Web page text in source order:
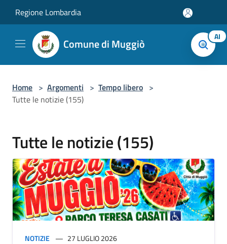
Regione Lombardia
Comune di Muggiò AI
Home > Argomenti > Tempo libero >
Tutte le notizie (155)
Tutte le notizie (155)
NOTIZIE 27 LUGLIO 2026